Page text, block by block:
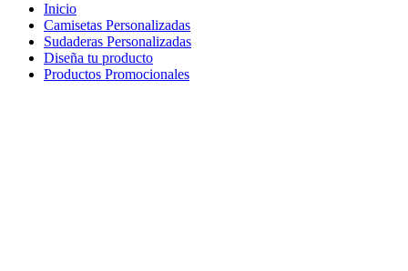
Inicio
Camisetas Personalizadas
Sudaderas Personalizadas
Diseña tu producto
Productos Promocionales